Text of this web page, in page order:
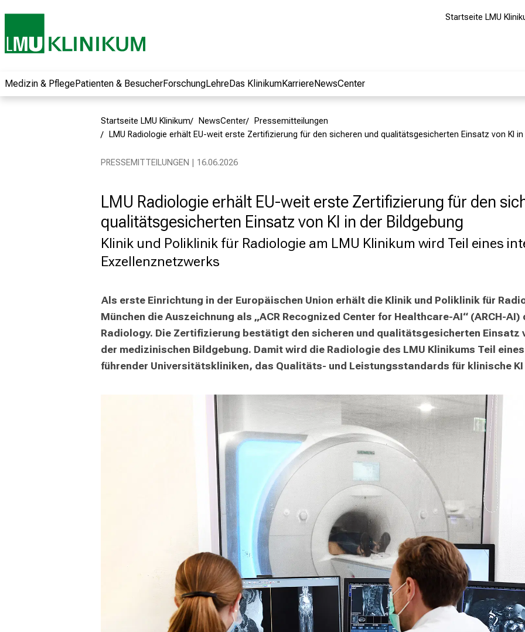
Startseite LMU
Medizin & PflegePatienten & BesucherForschungLehreDas KlinikumKarriereNewsCenter
Startseite LMU Klinikum NewsCenter
Pressemitteilungen
LMU Radiologie erhält EU-weit erste Zertifizierung für den sicheren und qualitätsgesicherten Einsatz von KI
PRESSEMITTEILUNGEN | 16.06.2026
LMU Radiologie erhält EU-weit erste Zertifizierung für den
qualitätsgesicherten Einsatz von KI in der Bildgebung
Klinik und Poliklinik für Radiologie am LMU Klinikum wird Teil eines
Exzellenznetzwerks
Als erste Einrichtung in der Europäischen Union erhält die Klinik und Poliklinik für
München die Auszeichnung als „ACR Recognized Center for Healthcare-AI“ (ARCH-
Radiology. Die Zertifizierung bestätigt den sicheren und qualitätsgesicherten Einsatz
der medizinischen Bildgebung. Damit wird die Radiologie des LMU Klinikums Teil
führender Universitätskliniken, das Qualitäts- und Leistungsstandards für klinische
Informationen zu
Jobs, Ausbildungen
Weiterbildungen.
Kommen Sie
Kollegen aus und
lassen Sie sich von
begeistern – ganz
ohne Anmeldung.
mehr Informationen